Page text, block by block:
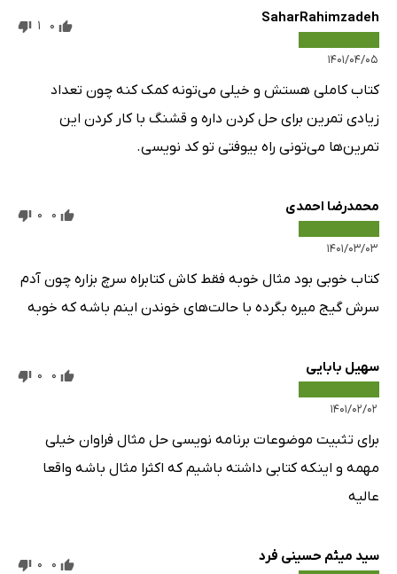
SaharRahimzadeh
۱۴۰۱/۰۴/۰۵
0
1
کتاب کاملی هستش و خیلی می‌تونه کمک کنه چون تعداد
زیادی تمرین برای حل کردن داره و قشنگ با کار کردن این
تمرین‌ها می‌تونی راه بیوفتی تو کد نویسی.
محمدرضا احمدی
۱۴۰۱/۰۳/۰۳
0
0
کتاب خوبی بود مثال خوبه فقط کاش کتابراه سرچ بزاره چون آدم
سرش گیج میره بگرده با حالت‌های خوندن اینم باشه که خوبه
سهیل بابایی
۱۴۰۱/۰۲/۰۲
0
0
برای تثبیت موضوعات برنامه نویسی حل مثال فراوان خیلی
مهمه و اینکه کتابی داشته باشیم که اکثرا مثال باشه واقعا
عالیه
سید میثم حسینی فرد 0
0